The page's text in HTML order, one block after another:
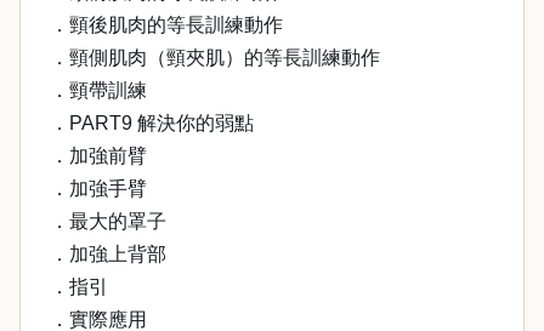
．頸後肌肉的等長訓練動作
．頸側肌肉（頸夾肌）的等長訓練動作
．頸帶訓練
．PART9 解決你的弱點
．加強前臂
．加強手臂
．最大的罩子
．加強上背部
．指引
．實際應用